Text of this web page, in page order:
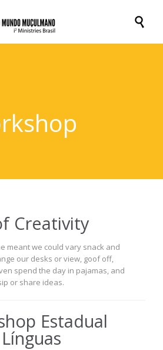

Creativity
meant we could vary snack and
our desks or view, goof off,
spend the day in pajamas, and
or share ideas.
Estadual